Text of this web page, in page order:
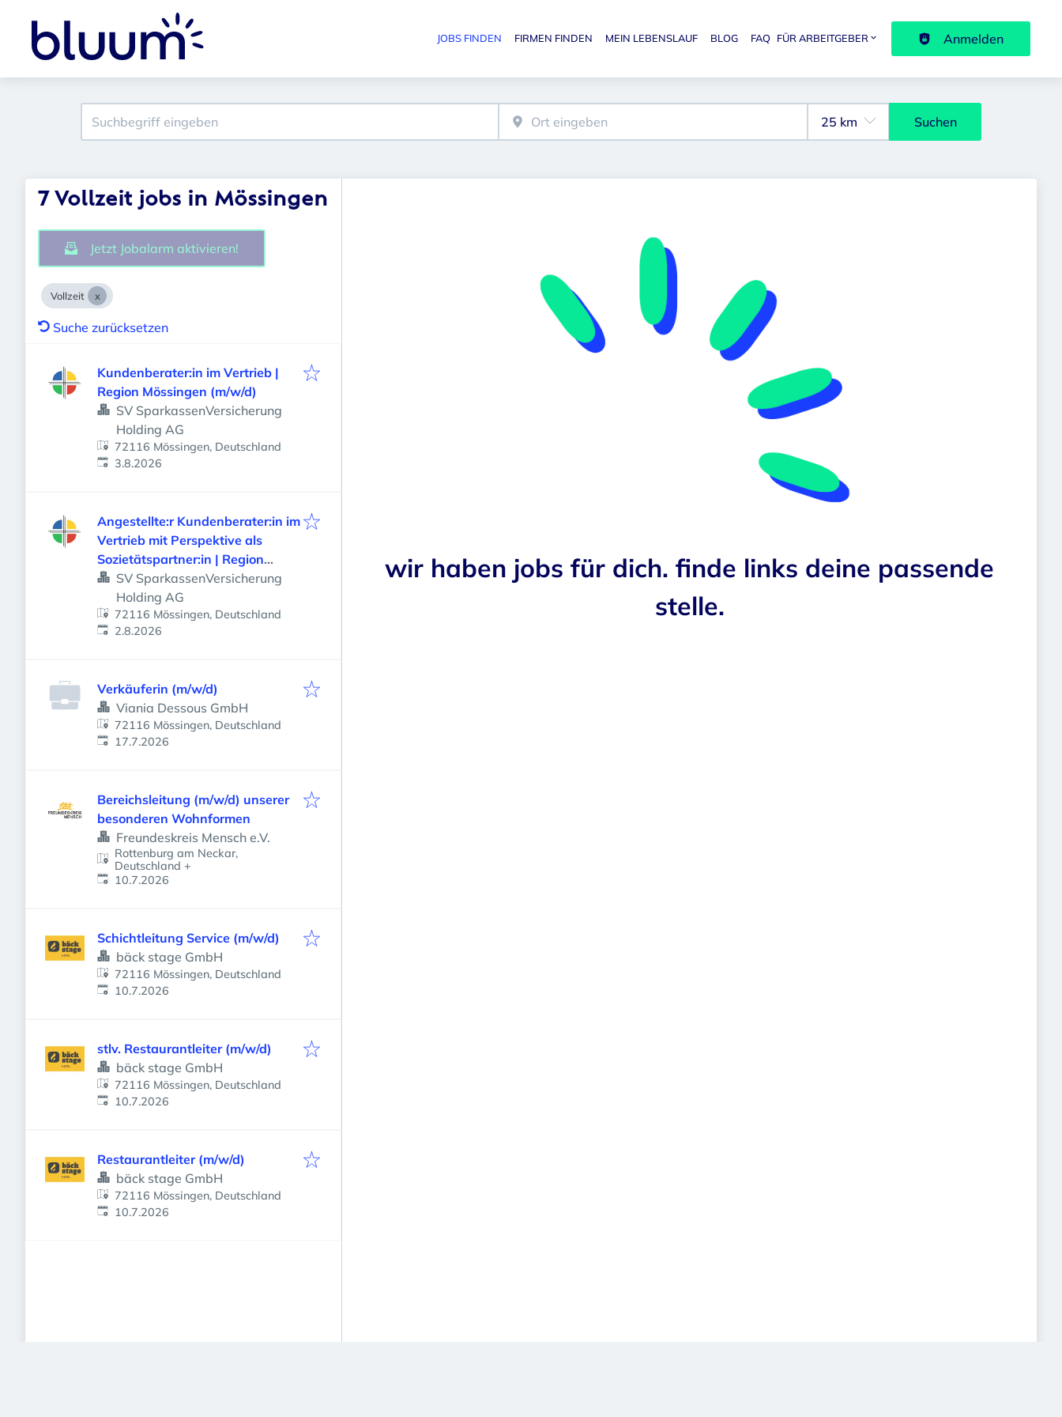
Haupt-Navigation
JOBS FINDEN FIRMEN FINDEN MEIN LEBENSLAUF BLOG FAQ FÜR ARBEITGEBER Anmelden
Suchen
7 Vollzeit jobs in Mössingen
Jetzt Jobalarm aktivieren!
Vollzeit
Suche zurücksetzen
Kundenberater:in im Vertrieb |
Region Mössingen (m/w/d)
SV SparkassenVersicherung
Holding AG
72116 Mössingen, Deutschland
Veröffentlicht
3.8.2026
Angestellte:r Kundenberater:in im
Vertrieb mit Perspektive als
Sozietätspartner:in | Region
Mössingen (m/w/d)
SV SparkassenVersicherung
Holding AG
72116 Mössingen, Deutschland
Veröffentlicht
2.8.2026
Verkäuferin (m/w/d)
Viania Dessous GmbH
72116 Mössingen, Deutschland
Veröffentlicht:
17.7.2026
Bereichsleitung (m/w/d) unserer
besonderen Wohnformen
Freundeskreis Mensch e.V.
Rottenburg am Neckar,
Deutschland +
Veröffentlicht:
10.7.2026
Schichtleitung Service (m/w/d)
bäck stage GmbH
72116 Mössingen, Deutschland
Veröffentlicht:
10.7.2026
stlv. Restaurantleiter (m/w/d)
bäck stage GmbH
72116 Mössingen, Deutschland
Veröffentlicht:
10.7.2026
Restaurantleiter (m/w/d)
bäck stage GmbH
72116 Mössingen, Deutschland
Veröffentlicht:
10.7.2026
wir haben jobs für dich. finde links deine passende
stelle.